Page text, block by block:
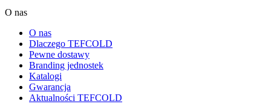
O nas
O nas
Dlaczego TEFCOLD
Pewne dostawy
Branding jednostek
Katalogi
Gwarancja
Aktualności TEFCOLD